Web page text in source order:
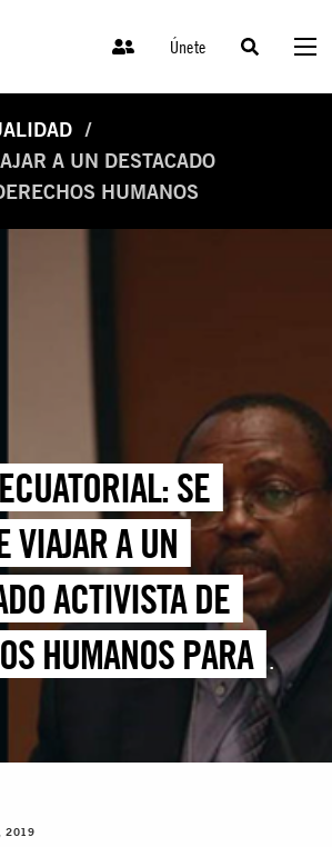
Únete
A UN DESTACADO
HUMANOS
SE
VIAJAR A UN
ACTIVISTA DE
HUMANOS PARA
UN PREMIO DE LAS
DE FRANCIA Y
2019